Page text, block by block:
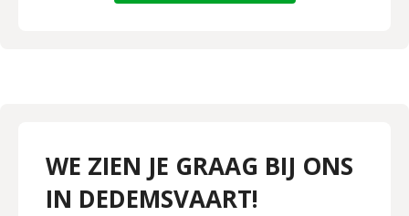
WE ZIEN JE GRAAG BIJ ONS
IN DEDEMSVAART!